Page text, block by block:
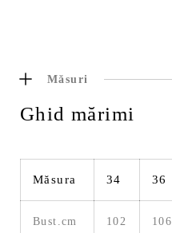
Măsuri
Ghid mărimi
Măsura 34 36
Bust.cm 102 106